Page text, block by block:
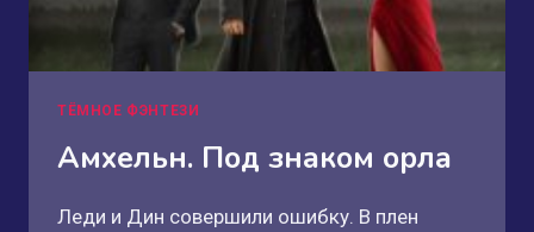
ТЁМНОЕ ФЭНТЕЗИ
Амхельн. Под знаком орла
Леди и Дин совершили ошибку. В плен